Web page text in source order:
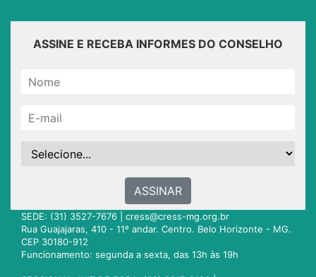
ASSINE E RECEBA INFORMES DO CONSELHO
ASSINAR
SEDE: (31) 3527-7676 | cress@cress-mg.org.br
Rua Guajajaras, 410 - 11º andar. Centro. Belo Horizonte - MG.
CEP 30180-912
Funcionamento: segunda a sexta, das 13h às 19h